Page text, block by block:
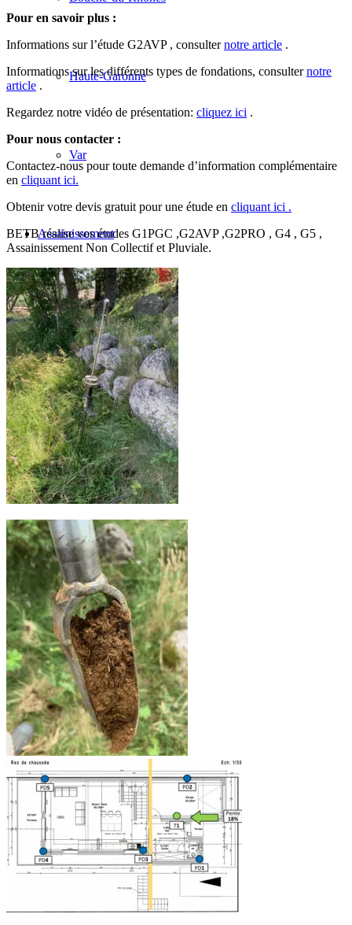
Haute-Garonne
Var
Assainissement
Non Collectif
Aude
Bouches-du-Rhône
Haute-Garonne
Var
Etude
Hydrologique
Aude
Pour en savoir plus :
Informations sur l’étude G2AVP , consulternotre article .
Informations sur les différents types de fondations, consulternotre
article .
Regardez notre vidéo de présentation: cliquez ici .
Pour nous contacter :
Contactez-nous pour toute demande d’information complémentaire
en cliquant ici.
Obtenir votre devis gratuit pour une étude en cliquant ici .
BETB réalise vos études G1PGC ,G2AVP ,G2PRO , G4 , G5 ,
Assainissement Non Collectif et Pluviale.